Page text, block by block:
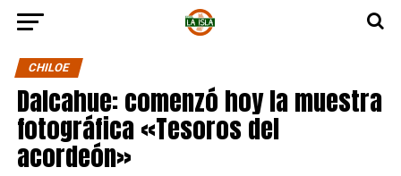
CHILOE
Dalcahue: comenzó hoy la muestra
fotográfica «Tesoros del
acordeón»